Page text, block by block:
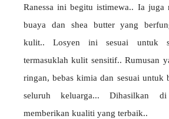
Ranessa ini begitu istimewa.. Ia juga
buaya dan shea butter yang
kulit.. Losyen ini sesuai untuk
termasuklah kulit sensitif.. Rumusan
ringan, bebas kimia dan sesuai untuk
seluruh keluarga... Dihasilkan
memberikan kualiti yang terbaik..